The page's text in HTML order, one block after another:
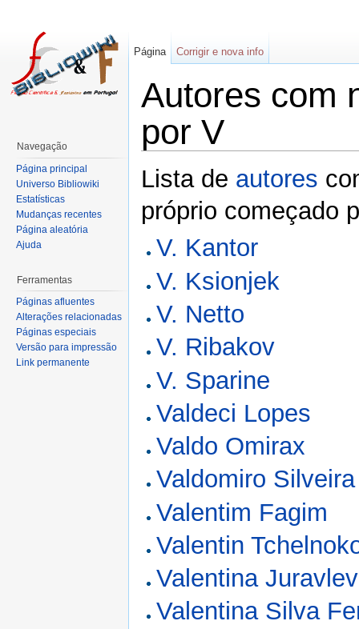
Autores com
por V
Lista de autores
próprio começado
V. Kantor
V. Ksionjek
V. Netto
V. Ribakov
V. Sparine
Valdeci Lopes
Valdo Omirax
Valdomiro Silveira
Valentim Fagim
Valentin
Valentina
Valentina Silva
Página Corrigir e nova info
Navegação
Página principal
Universo Bibliowiki
Estatísticas
Mudanças recentes
Página aleatória
Ajuda
Ferramentas
Páginas afluentes
Alterações relacionadas
Páginas especiais
Versão para impressão
Link permanente